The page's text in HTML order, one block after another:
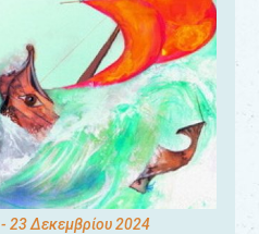
- 23 Δεκεμβρίου 2024